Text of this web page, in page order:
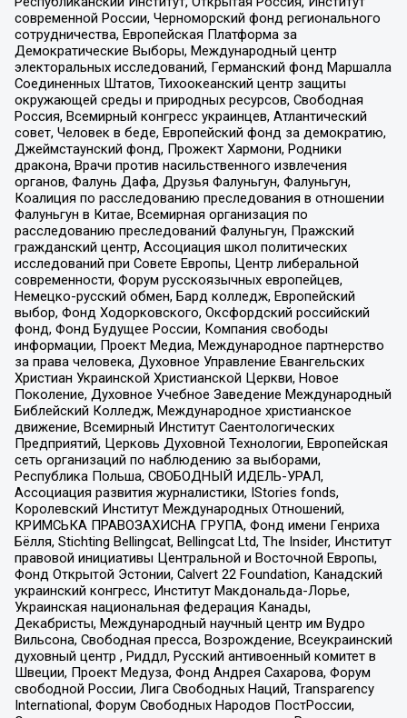
современной России, Черноморский фонд регионального
сотрудничества, Европейская Платформа за
Демократические Выборы, Международный центр
электоральных исследований, Германский фонд Маршалла
Соединенных Штатов, Тихоокеанский центр защиты
окружающей среды и природных ресурсов, Свободная
Россия, Всемирный конгресс украинцев, Атлантический
совет, Человек в беде, Европейский фонд за демократию,
Джеймстаунский фонд, Прожект Хармони, Родники
дракона, Врачи против насильственного извлечения
органов, Фалунь Дафа, Друзья Фалуньгун, Фалуньгун,
Коалиция по расследованию преследования в отношении
Фалуньгун в Китае, Всемирная организация по
расследованию преследований Фалуньгун, Пражский
гражданский центр, Ассоциация школ политических
исследований при Совете Европы, Центр либеральной
современности, Форум русскоязычных европейцев,
Немецко-русский обмен, Бард колледж, Европейский
выбор, Фонд Ходорковского, Оксфордский российский
фонд, Фонд Будущее России, Компания свободы
информации, Проект Медиа, Международное партнерство
за права человека, Духовное Управление Евангельских
Христиан Украинской Христианской Церкви, Новое
Поколение, Духовное Учебное Заведение Международный
Библейский Колледж, Международное христианское
движение, Всемирный Институт Саентологических
Предприятий, Церковь Духовной Технологии, Европейская
сеть организаций по наблюдению за выборами,
Республика Польша, СВОБОДНЫЙ ИДЕЛЬ-УРАЛ,
Ассоциация развития журналистики, IStories fonds,
Королевский Институт Международных Отношений,
КРИМСЬКА ПРАВОЗАХИСНА ГРУПА, Фонд имени Генриха
Бёлля, Stichting Bellingcat, Bellingcat Ltd, The Insider, Институт
правовой инициативы Центральной и Восточной Европы,
Фонд Открытой Эстонии, Calvert 22 Foundation, Канадский
украинский конгресс, Институт Макдональда-Лорье,
Украинская национальная федерация Канады,
Декабристы, Международный научный центр им Вудро
Вильсона, Свободная пресса, Возрождение, Всеукраинский
духовный центр , Риддл, Русский антивоенный комитет в
Швеции, Проект Медуза, Фонд Андрея Сахарова, Форум
свободной России, Лига Свободных Наций, Transparеncy
International, Форум Свободных Народов ПостРоссии,